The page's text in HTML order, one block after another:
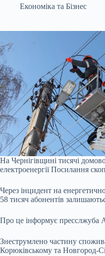
Економіка та Бізнес
На Чернігівщині тисячі
електроенергіїПосилання
Через інцидент на
58 тисяч абонентів
Про це інформує пресслжуба
Знеструмлено частину
Корюківському та Новгород-